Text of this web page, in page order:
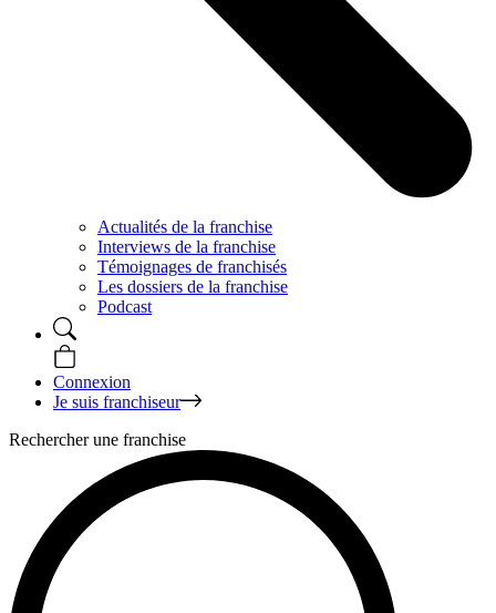
Actualités de la franchise
Interviews de la franchise
Témoignages de franchisés
Les dossiers de la franchise
Podcast
Connexion
Je suis franchiseur
Rechercher une franchise